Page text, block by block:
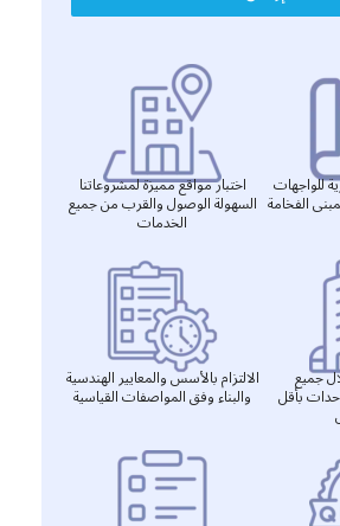
للواجهات
الفخامة
اختبار مواقع مميزة لمشروعاتنا
السهولة الوصول والقرب من جميع
الخدمات
جميع
بأقل
الالتزام بالأسس والمعايير الهندسية
والبناء وفق المواصفات القياسية